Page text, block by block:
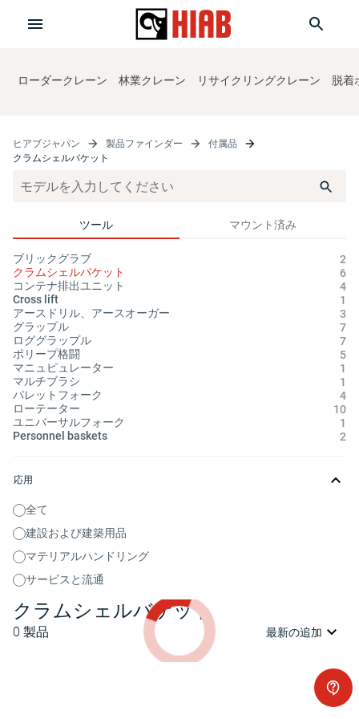
ローダークレーン 林業クレーン リサイクリングクレーン 脱着
ヒアブジャパン 製品ファインダー
付属品
クラムシェルバケット
ツール マウント済み
ブリックグラブ
2
クラムシェルバケット
6
コンテナ排出ユニット
4
Cross lift
1
アースドリル、アースオーガー
3
グラップル
7
ロググラップル
7
ポリープ格闘
5
マニュピュレーター
1
マルチブラシ
1
パレットフォーク
4
ローテーター
10
ユニバーサルフォーク
1
Personnel baskets
2
応用
全て
建設および建築用品
マテリアルハンドリング
サービスと流通
クラムシェルバケット
0 製品 最新の追加